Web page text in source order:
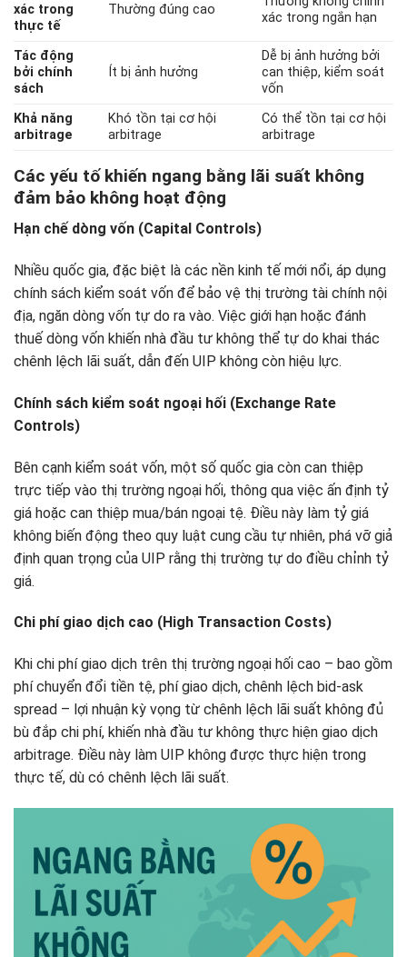
xác trong
thực tế
Thường đúng cao
xác trong ngắn hạn
Tác động
bởi chính
sách
Ít bị ảnh hưởng
Dễ bị ảnh hưởng bởi
can thiệp, kiểm soát
vốn
Khả năng
arbitrage
Khó tồn tại cơ hội
arbitrage
Có thể tồn tại cơ hội
arbitrage
Các yếu tố khiến ngang bằng lãi suất không
đảm bảo không hoạt động
Hạn chế dòng vốn (Capital Controls)
Nhiều quốc gia, đặc biệt là các nền kinh tế mới nổi, áp dụng
chính sách kiểm soát vốn để bảo vệ thị trường tài chính nội
địa, ngăn dòng vốn tự do ra vào. Việc giới hạn hoặc đánh
thuế dòng vốn khiến nhà đầu tư không thể tự do khai thác
chênh lệch lãi suất, dẫn đến UIP không còn hiệu lực.
Chính sách kiểm soát ngoại hối (Exchange Rate
Controls)
Bên cạnh kiểm soát vốn, một số quốc gia còn can thiệp
trực tiếp vào thị trường ngoại hối, thông qua việc ấn định tỷ
giá hoặc can thiệp mua/bán ngoại tệ. Điều này làm tỷ giá
không biến động theo quy luật cung cầu tự nhiên, phá vỡ giả
định quan trọng của UIP rằng thị trường tự do điều chỉnh tỷ
giá.
Chi phí giao dịch cao (High Transaction Costs)
Khi chi phí giao dịch trên thị trường ngoại hối cao – bao gồm
phí chuyển đổi tiền tệ, phí giao dịch, chênh lệch bid-ask
spread – lợi nhuận kỳ vọng từ chênh lệch lãi suất không đủ
bù đắp chi phí, khiến nhà đầu tư không thực hiện giao dịch
arbitrage. Điều này làm UIP không được thực hiện trong
thực tế, dù có chênh lệch lãi suất.